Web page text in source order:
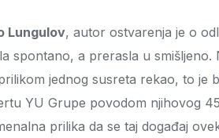
Lungulov, autor ostvarenja je o
spontano, a prerasla u
jednog susreta rekao, to je
YU Grupe povodom njihovog
prilika da se taj događaj